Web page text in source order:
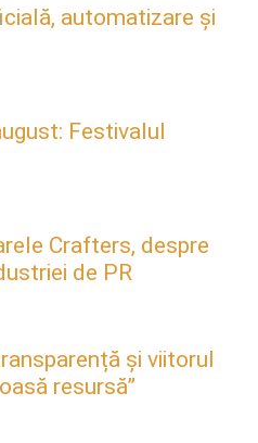
automatizare și
Festivalul
Crafters, despre
de PR
și viitorul
resursă”